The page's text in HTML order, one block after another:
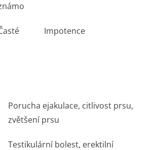
Impotence
Porucha ejakulace, citlivost prsu,
zvětšení prsu
Testikulární bolest, erektilní